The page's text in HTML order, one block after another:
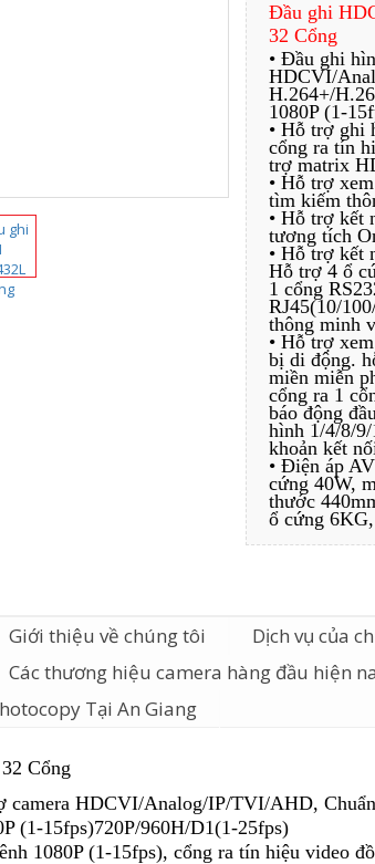
Đầu ghi
32 Cổng
• Đầu ghi
HDCVI/
H.264+/
1080P (1-
• Hỗ trợ ghi
cổng ra tín
trợ matrix
• Hỗ trợ
tìm kiếm
• Hỗ trợ kết
tương tích
• Hỗ trợ kết
Hỗ trợ 4 ổ
1 cổng
RJ45(10/
thông minh
• Hỗ trợ
bị di động.
miền miễn
cổng ra 1
báo động
hình 1/4/8/
khoản kết
• Điện áp
cứng 40W,
thước
ổ cứng
Giới thiệu về chúng tôi
Dịch vụ của
Các thương hiệu camera hàng đầu hiện
Tại An Giang
Cổng
camera HDCVI/Analog/IP/TVI/AHD,
(1-15fps)720P/960H/D1(1-25fps)
1080P (1-15fps), cổng ra tín hiệu